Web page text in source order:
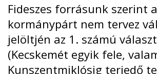
Fideszes forrásunk szerint a
kormánypárt nem tervez
jelöltjén az 1. számú
(Kecskemét egyik fele,
Kunszentmiklósig terjedő